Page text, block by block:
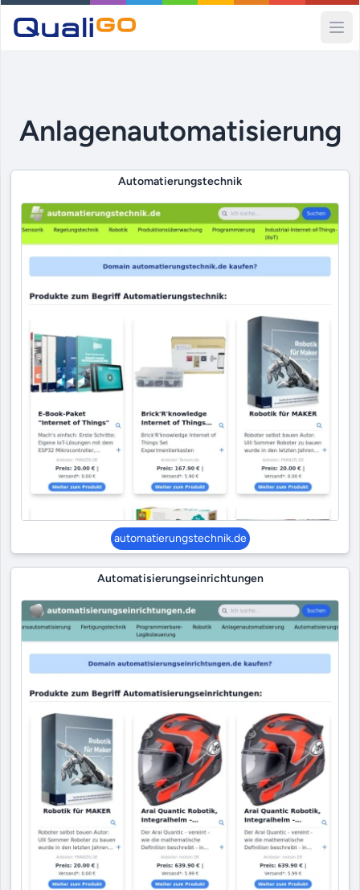
Anlagenautomatisierung
Automatierungstechnik
automatierungstechnik.de
Automatisierungseinrichtungen